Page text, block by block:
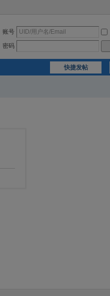
账号
密码
快捷发帖